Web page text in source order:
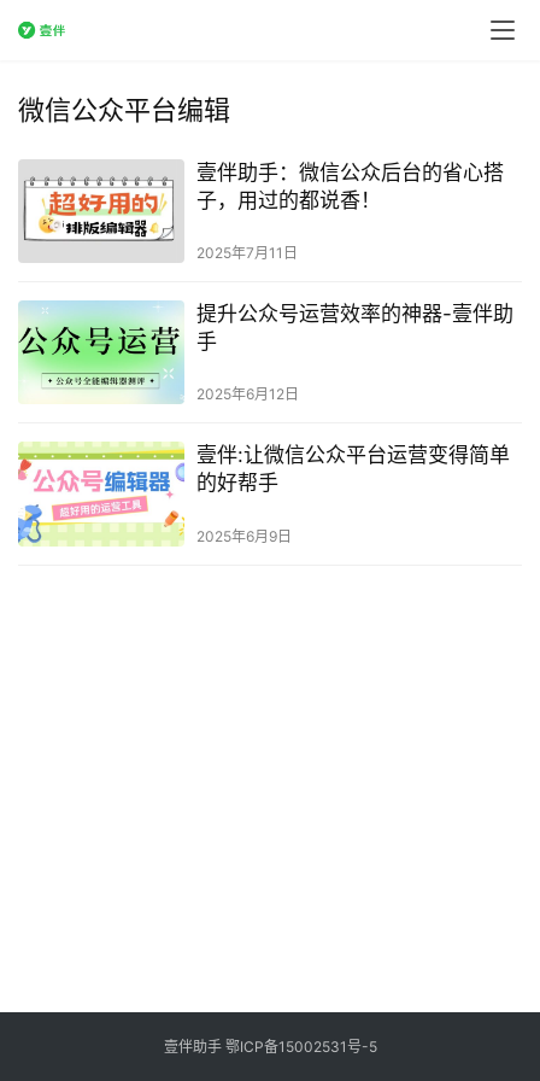
微信公众平台编辑
壹伴助手：微信公众后台的省心搭
子，用过的都说香！
2025年7月11日
提升公众号运营效率的神器-壹伴助
手
2025年6月12日
壹伴:让微信公众平台运营变得简单
的好帮手
2025年6月9日
壹伴助手 鄂ICP备15002531号-5